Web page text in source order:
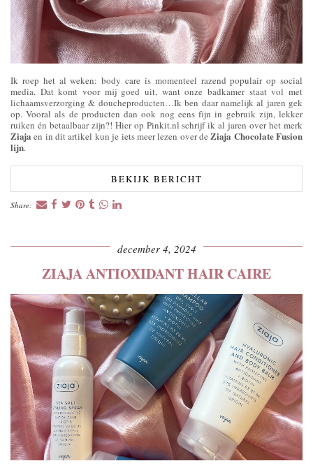
Ik roep het al weken: body care is momenteel razend populair op social
media. Dat komt voor mij goed uit, want onze badkamer staat vol met
lichaamsverzorging & doucheproducten…Ik ben daar namelijk al jaren gek
op. Vooral als de producten dan ook nog eens fijn in gebruik zijn, lekker
ruiken én betaalbaar zijn?! Hier op Pinkit.nl schrijf ik al jaren over het merk
Ziaja en in dit artikel kun je iets meer lezen over deZiaja Chocolate Fusion
lijn.
BEKIJK BERICHT
Share:
december 4, 2024
ZIAJA ANTIOXIDANT HAIR CAIRE